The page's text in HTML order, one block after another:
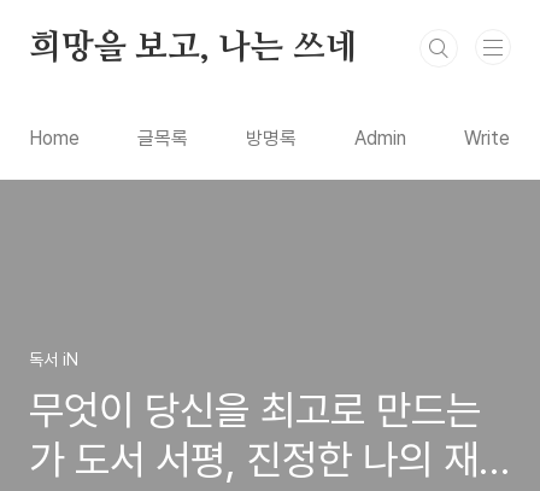
희망을 보고, 나는 쓰네
Home 글목록 방명록 Admin Write
독서 iN
무엇이 당신을 최고로 만드는
가 도서 서평, 진정한 나의 재